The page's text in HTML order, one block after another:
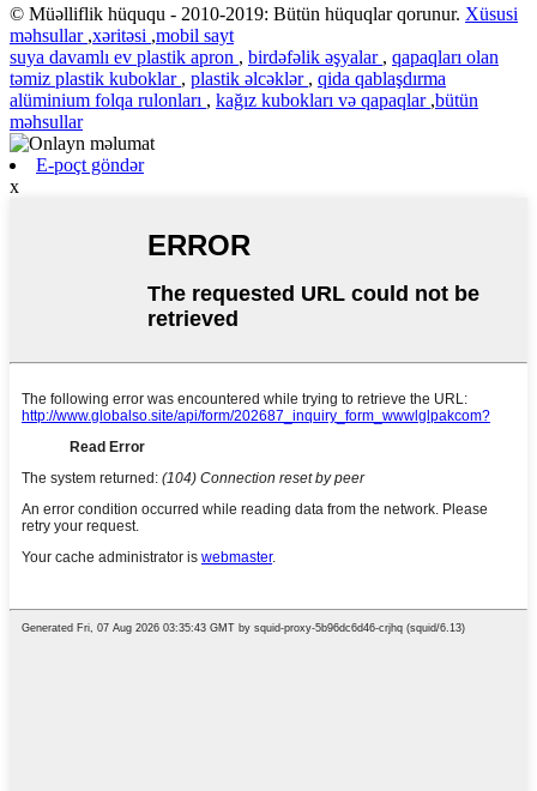
© Müəlliflik hüququ - 2010-2019: Bütün hüquqlar qorunur. Xüsusi
məhsullar ,xəritəsi ,mobil sayt
suya davamlı ev plastik apron , birdəfəlik əşyalar , qapaqları olan
təmiz plastik kuboklar , plastik əlcəklər , qida qablaşdırma
alüminium folqa rulonları , kağız kubokları və qapaqlar ,bütün
məhsullar
E-poçt göndər
x